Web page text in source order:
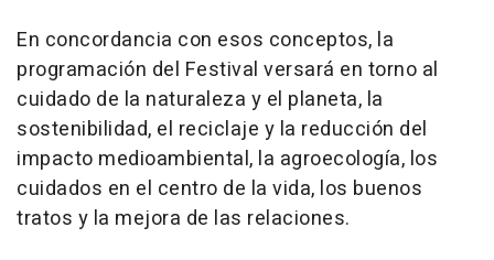
En concordancia con esos conceptos, la
programación del Festival versará en torno al
cuidado de la naturaleza y el planeta, la
sostenibilidad, el reciclaje y la reducción del
impacto medioambiental, la agroecología, los
cuidados en el centro de la vida, los buenos
tratos y la mejora de las relaciones.